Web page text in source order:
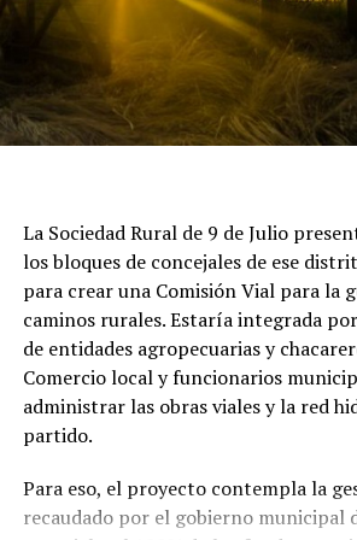
La Sociedad Rural de 9 de Julio
los bloques de concejales de ese
para crear una Comisión Vial para la
caminos rurales. Estaría integrada
de entidades agropecuarias y
Comercio local y funcionarios
administrar las obras viales y la red
partido.
Para eso, el proyecto contempla la
recaudado por el gobierno municipal